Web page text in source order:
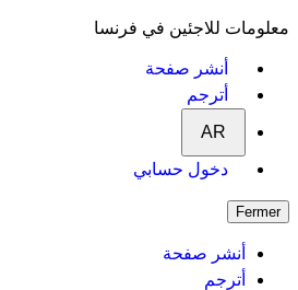
معلومات للاجئين في فرنسا
أنشر صفحة
أترجم
AR
دخول حسابي
Fermer
أنشر صفحة
أترجم